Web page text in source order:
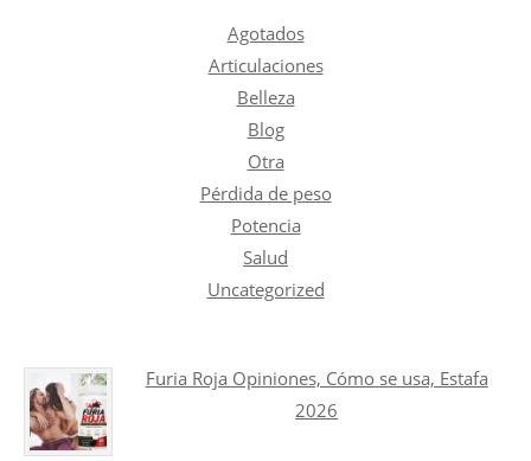
Agotados
Articulaciones
Belleza
Blog
Otra
Pérdida de peso
Potencia
Salud
Uncategorized
Furia Roja Opiniones, Cómo se usa, Estafa
2026